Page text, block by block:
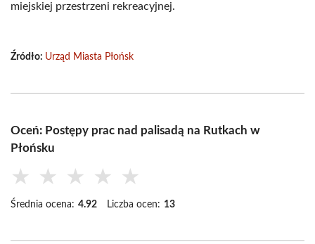
miejskiej przestrzeni rekreacyjnej.
Źródło: Urząd Miasta Płońsk
Oceń: Postępy prac nad palisadą na Rutkach w
Płońsku
★ ★ ★ ★ ★
Średnia ocena: 4.92 Liczba ocen: 13